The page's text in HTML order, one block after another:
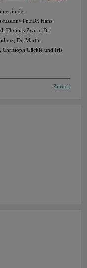
in der
Hans
Thomas Zwirn, Dr.
Dr. Martin
Christoph Gäckle und Iris
Zurück